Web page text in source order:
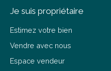
Je suis propriétaire
Estimez votre bien
Vendre avec nous
Espace vendeur